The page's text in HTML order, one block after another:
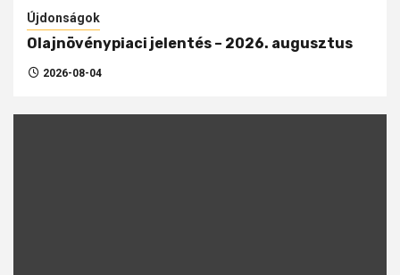
Újdonságok
Olajnövénypiaci jelentés – 2026. augusztus
2026-08-04